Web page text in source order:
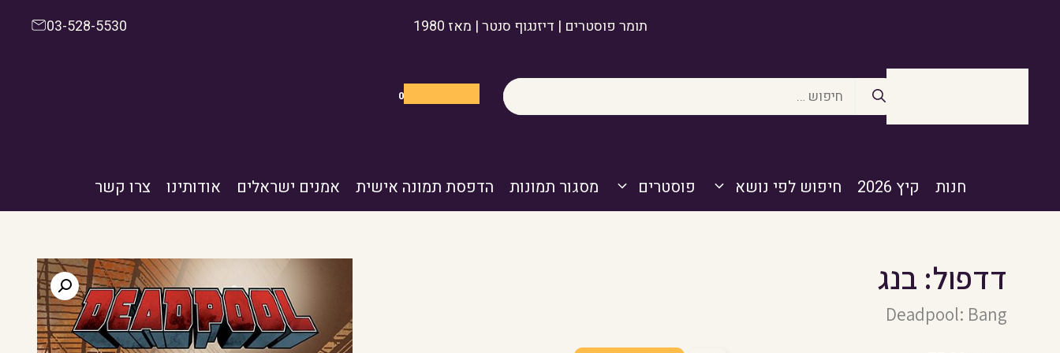
תומר פוסטרים | דיזנגוף סנטר | מאז 1980 03-528-5530
0
חנות קיץ 2026 חיפוש לפי נושא פוסטרים מסגור תמונות הדפסת תמונה אישית אמנים ישראלים אודותינו צרו קשר
דדפול: בנג
Deadpool: Bang